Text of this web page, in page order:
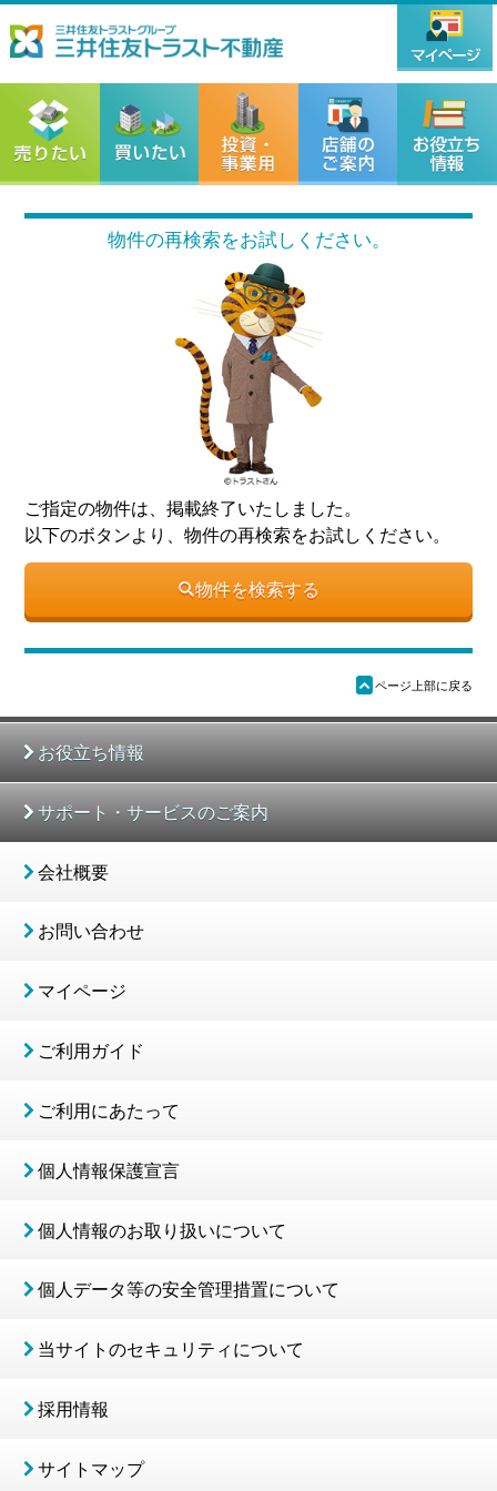
物件の再検索をお試しください。
ご指定の物件は、掲載終了いたしました。
以下のボタンより、物件の再検索をお試しください。
物件を検索する
ü ページ上部に戻る
お役立ち情報
サポート・サービスのご案内
会社概要
お問い合わせ
マイページ
ご利用ガイド
ご利用にあたって
個人情報保護宣言
個人情報のお取り扱いについて
個人データ等の安全管理措置について
当サイトのセキュリティについて
採用情報
サイトマップ